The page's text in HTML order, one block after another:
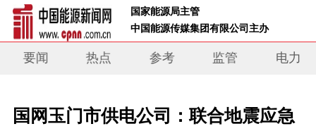
国家能源局主管
中国能源传媒集团有限公司主办
要闻 热点 参考 监管 电力
国网玉门市供电公司：联合地震应急